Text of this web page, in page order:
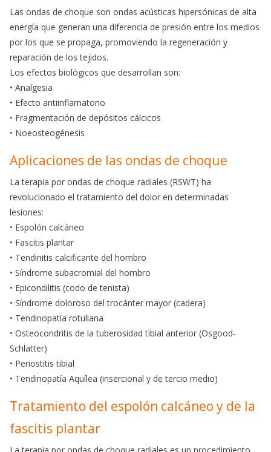
Las ondas de choque son ondas acústicas hipersónicas de alta
energía que generan una diferencia de presión entre los medios
por los que se propaga, promoviendo la regeneración y
reparación de los tejidos.
Los efectos biológicos que desarrollan son:
• Analgesia
• Efecto antiinflamatorio
• Fragmentación de depósitos cálcicos
• Noeosteogénesis
Aplicaciones de las ondas de choque
La terapia por ondas de choque radiales (RSWT) ha
revolucionado el tratamiento del dolor en determinadas
lesiones:
• Espolón calcáneo
• Fascitis plantar
• Tendinitis calcificante del hombro
• Síndrome subacromial del hombro
• Epicondilitis (codo de tenista)
• Síndrome doloroso del trocánter mayor (cadera)
• Tendinopatía rotuliana
• Osteocondritis de la tuberosidad tibial anterior (Osgood-
Schlatter)
• Periostitis tibial
• Tendinopatía Aquílea (insercional y de tercio medio)
Tratamiento del espolón calcáneo y de la
fascitis plantar